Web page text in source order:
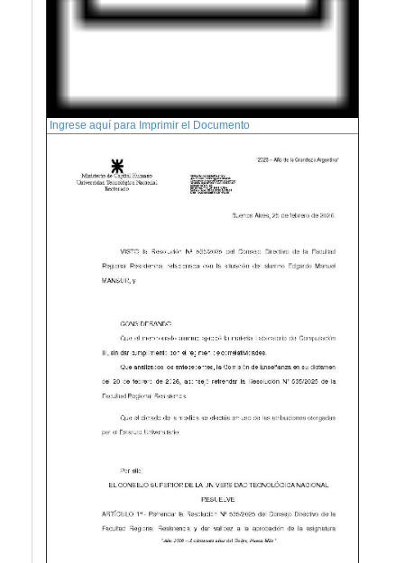
Ingrese aquí para Imprimir el Documento